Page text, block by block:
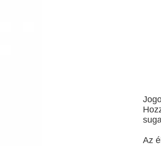
Az